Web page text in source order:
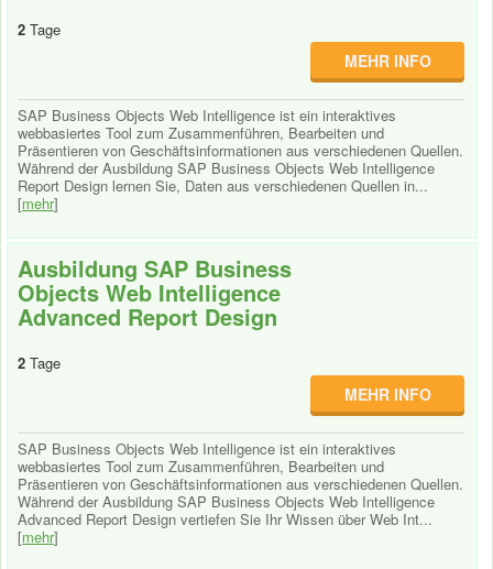
2 Tage
MEHR INFO
SAP Business Objects Web Intelligence ist ein interaktives
webbasiertes Tool zum Zusammenführen, Bearbeiten und
Präsentieren von Geschäftsinformationen aus verschiedenen Quellen.
Während der Ausbildung SAP Business Objects Web Intelligence
Report Design lernen Sie, Daten aus verschiedenen Quellen in...
[mehr]
Ausbildung SAP Business
Objects Web Intelligence
Advanced Report Design
2 Tage
MEHR INFO
SAP Business Objects Web Intelligence ist ein interaktives
webbasiertes Tool zum Zusammenführen, Bearbeiten und
Präsentieren von Geschäftsinformationen aus verschiedenen Quellen.
Während der Ausbildung SAP Business Objects Web Intelligence
Advanced Report Design vertiefen Sie Ihr Wissen über Web Int...
[mehr]